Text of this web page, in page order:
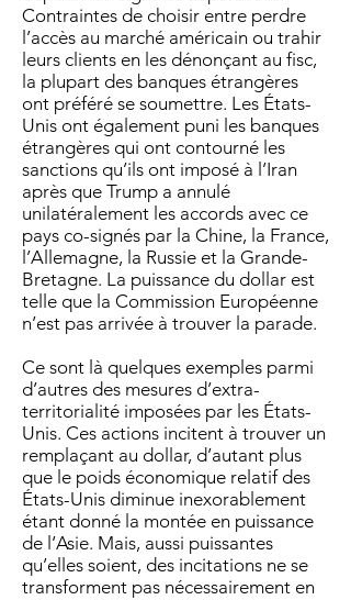
Contraintes de choisir entre perdre
l’accès au marché américain ou trahir
leurs clients en les dénonçant au fisc,
la plupart des banques étrangères
ont préféré se soumettre. Les États-
Unis ont également puni les banques
étrangères qui ont contourné les
sanctions qu’ils ont imposé à l’Iran
après que Trump a annulé
unilatéralement les accords avec ce
pays co-signés par la Chine, la France,
l’Allemagne, la Russie et la Grande-
Bretagne. La puissance du dollar est
telle que la Commission Européenne
n’est pas arrivée à trouver la parade.
Ce sont là quelques exemples parmi
d’autres des mesures d’extra-
territorialité imposées par les États-
Unis. Ces actions incitent à trouver un
remplaçant au dollar, d’autant plus
que le poids économique relatif des
États-Unis diminue inexorablement
étant donné la montée en puissance
de l’Asie. Mais, aussi puissantes
qu’elles soient, des incitations ne se
transforment pas nécessairement en